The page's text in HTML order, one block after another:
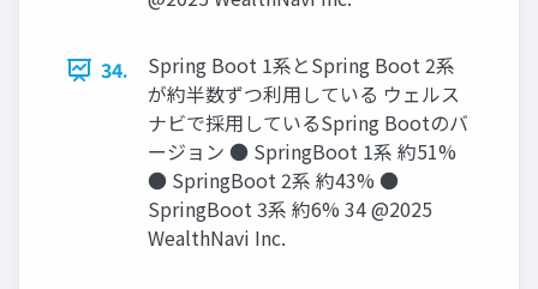
34.
Spring Boot 1系とSpring Boot 2系
が約半数ずつ利⽤している ウェルス
ナビで採⽤しているSpring Bootのバ
ージョン ● SpringBoot 1系 約51%
● SpringBoot 2系 約43% ●
SpringBoot 3系 約6% 34 @2025
WealthNavi Inc.